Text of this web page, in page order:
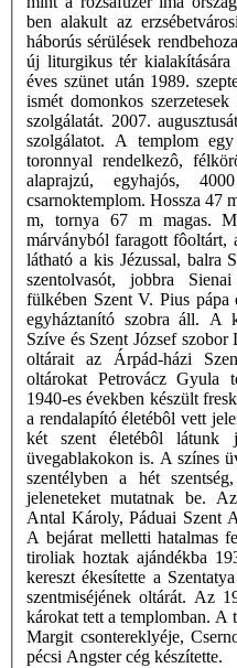
ben alakult az
háborús sérülések
új liturgikus tér
éves szünet után 1989.
ismét domonkos
szolgálatát. 2007.
szolgálatot. A templom
toronnyal rendelkezô,
alaprajzú, egyhajós,
csarnoktemplom. Hossza 47
m, tornya 67 m magas.
márványból faragott fôoltárt,
látható a kis Jézussal, balra
szentolvasót, jobbra
fülkében Szent V. Pius
egyháztanító szobra áll. A
Szíve és Szent József
oltárait az Árpád-házi
oltárokat Petrovácz Gyula
1940-es években készült
a rendalapító életébôl vett
két szent életébôl látunk
üvegablakokon is. A színes
szentélyben a hét
jeleneteket mutatnak be.
Antal Károly, Páduai Szent
A bejárat melletti hatalmas
tiroliak hoztak ajándékba
kereszt ékesítette a
szentmiséjének oltárát. Az
károkat tett a templomban. A
Margit csontereklyéje,
pécsi Angster cég készítette.